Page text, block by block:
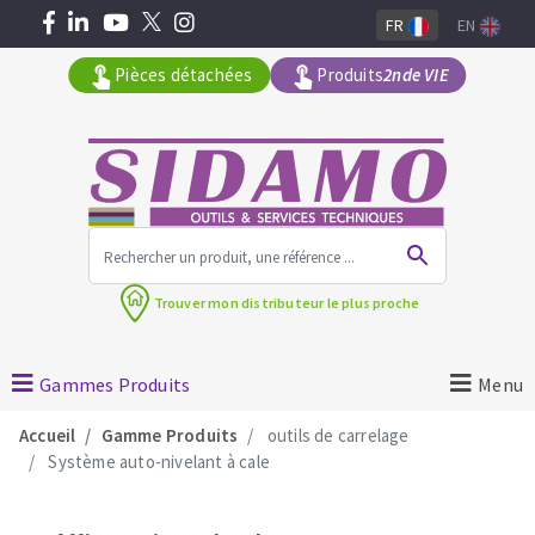
MACHINES POUR LE BATIMENT
Meuleuses angulaires
Pièces détachées Produits2nde VIE
FR EN
Trouver mondistributeur le plus proche
Gammes Produits Menu
Accueil Gamme Produits
outils de carrelage
Système auto-nivelant à cale